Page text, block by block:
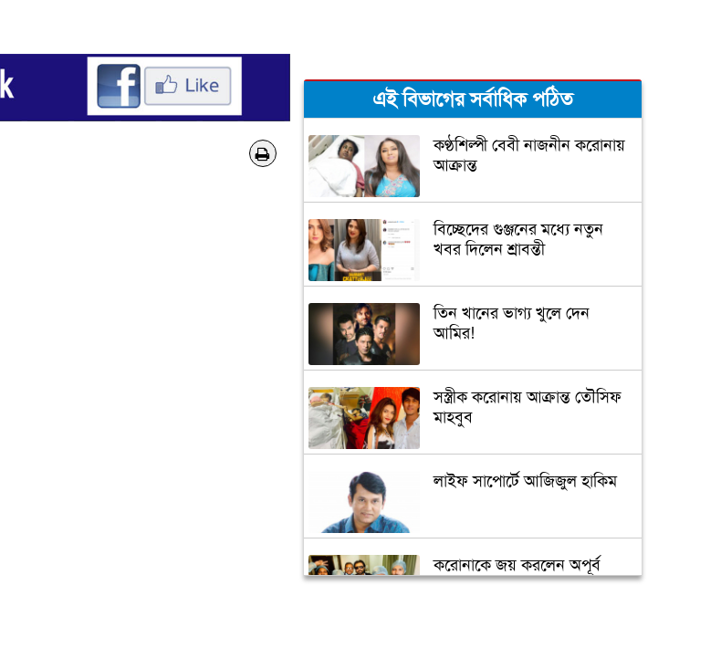
এই বিভাগের সর্বাধিক পঠিত
কণ্ঠশিল্পী বেবী নাজনীন করোনায়
আক্রান্ত
বিচ্ছেদের গুঞ্জনের মধ্যে নতুন
খবর দিলেন শ্রাবন্তী
তিন খানের ভাগ্য খুলে দেন
আমির!
সস্ত্রীক করোনায় আক্রান্ত তৌসিফ
মাহবুব
লাইফ সাপোর্টে আজিজুল হাকিম
করোনাকে জয় করলেন অপূর্ব